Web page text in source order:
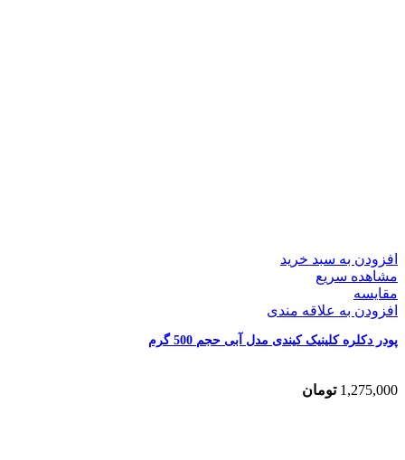
افزودن به سبد خرید
مشاهده سریع
مقایسه
افزودن به علاقه مندی
پودر دکلره کلینیک کیندی مدل آبی حجم 500 گرم
1,275,000 تومان